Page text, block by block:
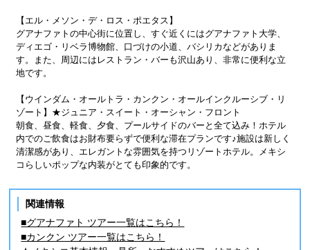
【エル・メソン・デ・ロス・ポエタス】
グアナファトの中心街に位置し、すぐ近くにはグアナファト大学、
ディエゴ・リベラ博物館、口づけの小道、バシリカなどがありま
す。また、周辺にはレストラン・バーも沢山あり、非常に便利な立
地です。
【ウインダム・オールトラ・カンクン・オールインクルーシブ・リ
ゾート】★ジュニア・スイート・オーシャン・フロント
朝食、昼食、軽食、夕食、プールサイドのバーと全て込み！ホテル
内でのご飲食はお財布要らずで便利な滞在プランです♪施設は新しく
清潔感があり、エレガントな雰囲気を持つリゾートホテル。メキシ
コらしいポップな内装がとても印象的です。
関連情報
■グアナファト ツアー一覧はこちら！
■カンクン ツアー一覧はこちら！